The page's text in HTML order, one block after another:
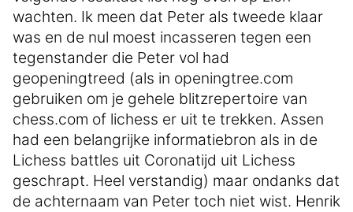
wachten. Ik meen dat Peter als tweede klaar
was en de nul moest incasseren tegen een
tegenstander die Peter vol had
geopeningtreed (als in openingtree.com
gebruiken om je gehele blitzrepertoire van
chess.com of lichess er uit te trekken. Assen
had een belangrijke informatiebron als in de
Lichess battles uit Coronatijd uit Lichess
geschrapt. Heel verstandig) maar ondanks dat
de achternaam van Peter toch niet wist. Henrik